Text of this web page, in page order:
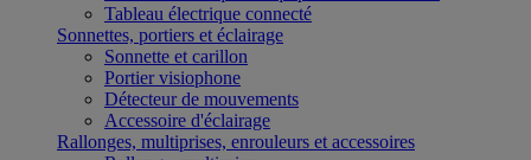
Tableau électrique connecté
Sonnettes, portiers et éclairage
Sonnette et carillon
Portier visiophone
Détecteur de mouvements
Accessoire d'éclairage
Rallonges, multiprises, enrouleurs et accessoires